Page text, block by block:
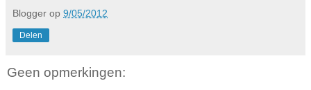
Blogger op 9/05/2012
Delen
Geen opmerkingen: